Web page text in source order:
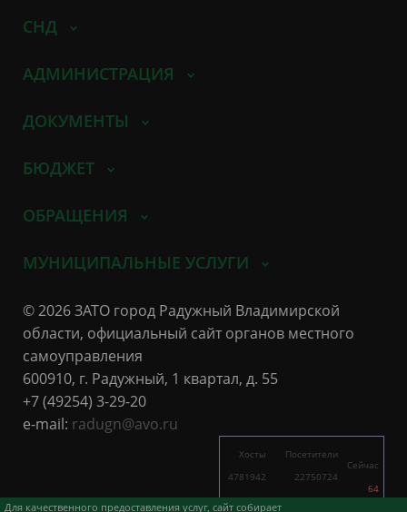
Для качественного предоставления услуг, сайт собирает
СНД
АДМИНИСТРАЦИЯ
ДОКУМЕНТЫ
БЮДЖЕТ
ОБРАЩЕНИЯ
МУНИЦИПАЛЬНЫЕ УСЛУГИ
© 2026 ЗАТО город Радужный Владимирской
области, официальный сайт органов местного
самоуправления
600910, г. Радужный, 1 квартал, д. 55
+7 (49254) 3-29-20
e-mail: radugn@avo.ru
Хосты
4781942
7970
Посетители
22750724
24044
Сейчас
64